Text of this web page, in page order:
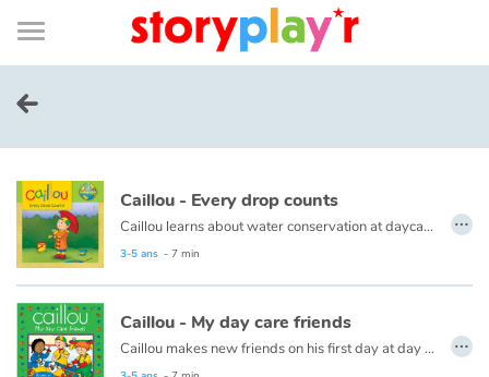
Connexion
Bibliothèque
de
page
Menu
Je me connecte
Tester gratuitement
Bibliothèque
Prix
Caillou - Every drop counts
Caillou learns about water conservation at daycare. When he gets home, he looks for ways to save water. Every drop adds up!
This book is also available in French:
3-5 ans - 7 min
…
Caillou - My day care friends
Caillou makes new friends on his first day at day care.
…